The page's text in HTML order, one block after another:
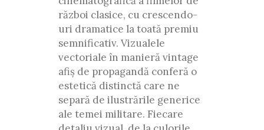
război clasice, cu crescendo-
uri dramatice la toată premiu
semnificativ. Vizualele
vectoriale în manieră vintage
afiș de propagandă conferă o
estetică distinctă care ne
separă de ilustrările generice
ale temei militare. Fiecare